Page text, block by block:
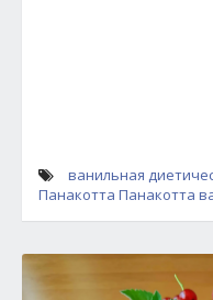
ванильная
Панакотта Панакотта